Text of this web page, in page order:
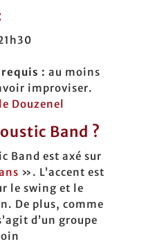
: au moins
improviser.
Douzenel
Band ?
Band est axé sur
». L’accent est
le swing et le
De plus, comme
d’un groupe